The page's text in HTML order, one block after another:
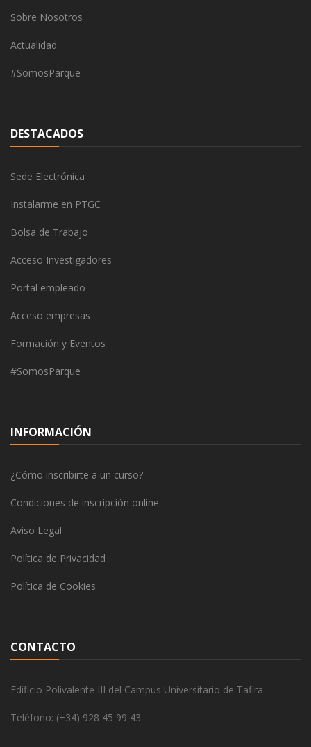
Sobre Nosotros
Actualidad
#SomosParque
DESTACADOS
Sede Electrónica
Instalarme en PTGC
Bolsa de Trabajo
Acceso Investigadores
Portal empleado
Acceso empresas
Formación y Eventos
#SomosParque
INFORMACIÓN
¿Cómo inscribirte a un curso?
Condiciones de inscripción online
Aviso Legal
Política de Privacidad
Política de Cookies
CONTACTO
Edificio Polivalente III del Campus Universitario de Tafira
Teléfono: (+34) 928 45 99 43